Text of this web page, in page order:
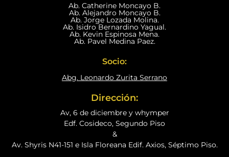
Ab. Catherine Moncayo B.
Ab. Alejandro Moncayo B.
Ab. Jorge Lozada Molina.
Ab. Isidro Bernardino Yagual.
Ab. Kevin Espinosa Mena.
Ab. Pavel Medina Paez.
Socio:
Abg. Leonardo Zurita Serrano
Dirección:
Av, 6 de diciembre y whymper
Edf. Cosideco, Segundo Piso
&
Av. Shyris N41-151 e Isla Floreana Edif. Axios, Séptimo Piso.